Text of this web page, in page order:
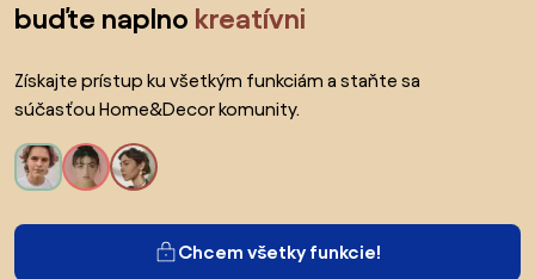
buďte naplno kreatívni
Získajte prístup ku všetkým funkciám a staňte sa
súčasťou Home&Decor komunity.
Chcem všetky funkcie!